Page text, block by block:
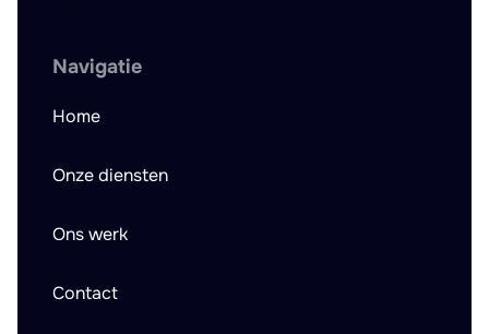
Navigatie
Home
Onze diensten
Ons werk
Contact